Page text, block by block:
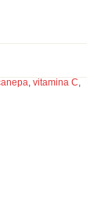
,vitamina C,